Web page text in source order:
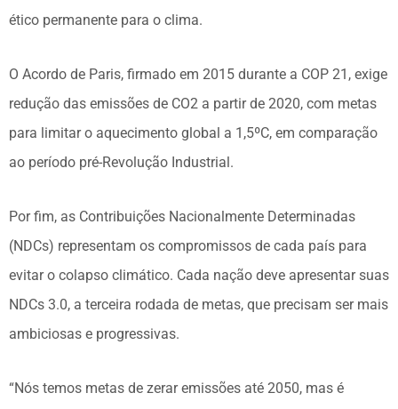
ético permanente para o clima.
O Acordo de Paris, firmado em 2015 durante a COP 21, exige
redução das emissões de CO2 a partir de 2020, com metas
para limitar o aquecimento global a 1,5ºC, em comparação
ao período pré-Revolução Industrial.
Por fim, as Contribuições Nacionalmente Determinadas
(NDCs) representam os compromissos de cada país para
evitar o colapso climático. Cada nação deve apresentar suas
NDCs 3.0, a terceira rodada de metas, que precisam ser mais
ambiciosas e progressivas.
“Nós temos metas de zerar emissões até 2050, mas é